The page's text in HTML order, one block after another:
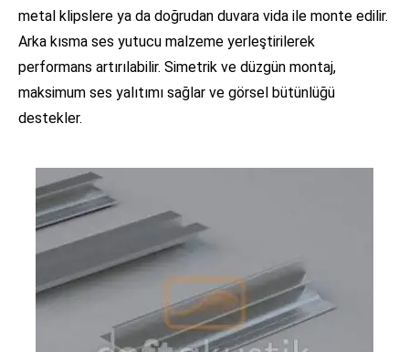
metal klipslere ya da doğrudan duvara vida ile monte edilir.
Arka kısma ses yutucu malzeme yerleştirilerek
performans artırılabilir. Simetrik ve düzgün montaj,
maksimum ses yalıtımı sağlar ve görsel bütünlüğü
destekler.